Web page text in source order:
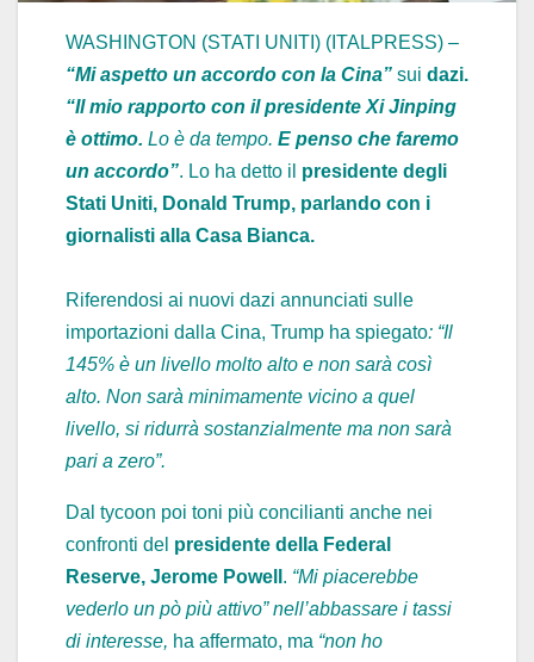
WASHINGTON (STATI UNITI) (ITALPRESS) –
“Mi aspetto un accordo con la Cina” sui dazi.
“Il mio rapporto con il presidente Xi Jinping
è ottimo. Lo è da tempo. E penso che faremo
un accordo”. Lo ha detto il presidente degli
Stati Uniti, Donald Trump, parlando con i
giornalisti alla Casa Bianca.
Riferendosi ai nuovi dazi annunciati sulle
importazioni dalla Cina, Trump ha spiegato: “Il
145% è un livello molto alto e non sarà così
alto. Non sarà minimamente vicino a quel
livello, si ridurrà sostanzialmente ma non sarà
pari a zero”.
Dal tycoon poi toni più concilianti anche nei
confronti del presidente della Federal
Reserve, Jerome Powell . “Mi piacerebbe
vederlo un pò più attivo” nell’abbassare i tassi
di interesse, ha affermato, ma “non ho